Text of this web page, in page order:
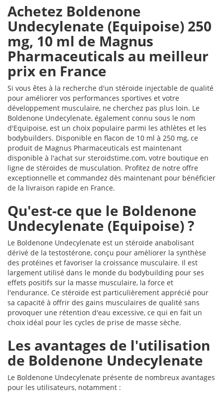
Achetez Boldenone
Undecylenate (Equipoise) 250
mg, 10 ml de Magnus
Pharmaceuticals au meilleur
prix en France
Si vous êtes à la recherche d'un stéroïde injectable de qualité
pour améliorer vos performances sportives et votre
développement musculaire, ne cherchez pas plus loin. Le
Boldenone Undecylenate, également connu sous le nom
d'Equipoise, est un choix populaire parmi les athlètes et les
bodybuilders. Disponible en flacon de 10 ml à 250 mg, ce
produit de Magnus Pharmaceuticals est maintenant
disponible à l'achat sur steroidstime.com, votre boutique en
ligne de stéroïdes de musculation. Profitez de notre offre
exceptionnelle et commandez dès maintenant pour bénéficier
de la livraison rapide en France.
Qu'est-ce que le Boldenone
Undecylenate (Equipoise) ?
Le Boldenone Undecylenate est un stéroïde anabolisant
dérivé de la testostérone, conçu pour améliorer la synthèse
des protéines et favoriser la croissance musculaire. Il est
largement utilisé dans le monde du bodybuilding pour ses
effets positifs sur la masse musculaire, la force et
l'endurance. Ce stéroïde est particulièrement apprécié pour
sa capacité à offrir des gains musculaires de qualité sans
provoquer une rétention d'eau excessive, ce qui en fait un
choix idéal pour les cycles de prise de masse sèche.
Les avantages de l'utilisation
de Boldenone Undecylenate
Le Boldenone Undecylenate présente de nombreux avantages
pour les utilisateurs, notamment :